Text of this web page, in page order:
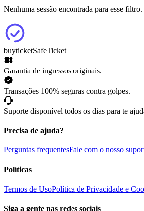
Nenhuma sessão encontrada para esse filtro.
buyticketSafeTicket
Garantia de ingressos originais.
Transações 100% seguras contra golpes.
Suporte disponível todos os dias para te
Precisa de ajuda?
Perguntas frequentesFale com o nosso
Políticas
Termos de UsoPolítica de Privacidade e
Siga a gente nas redes sociais